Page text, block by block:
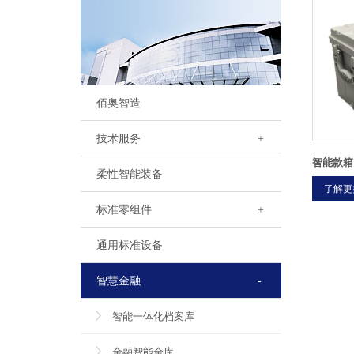
佰奥智造
+
技术服务
柔性智能装备
+
标准零组件
通用标准设备
-
智慧金融
智能一体化档案库
智能款箱
了解